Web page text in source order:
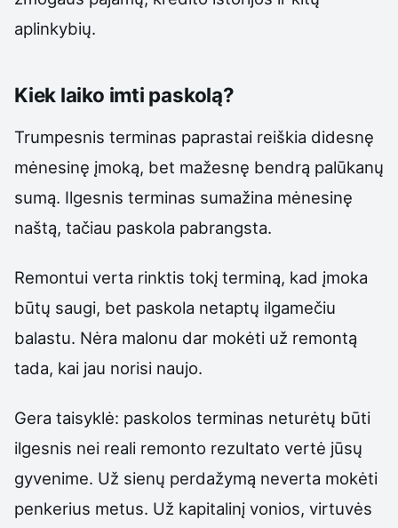
aplinkybių.
Kiek laiko imti paskolą?
Trumpesnis terminas paprastai reiškia didesnę
mėnesinę įmoką, bet mažesnę bendrą palūkanų
sumą. Ilgesnis terminas sumažina mėnesinę
naštą, tačiau paskola pabrangsta.
Remontui verta rinktis tokį terminą, kad įmoka
būtų saugi, bet paskola netaptų ilgamečiu
balastu. Nėra malonu dar mokėti už remontą
tada, kai jau norisi naujo.
Gera taisyklė: paskolos terminas neturėtų būti
ilgesnis nei reali remonto rezultato vertė jūsų
gyvenime. Už sienų perdažymą neverta mokėti
penkerius metus. Už kapitalinį vonios, virtuvės